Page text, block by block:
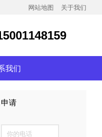
网站地图 关于我们
我们
请
个名额